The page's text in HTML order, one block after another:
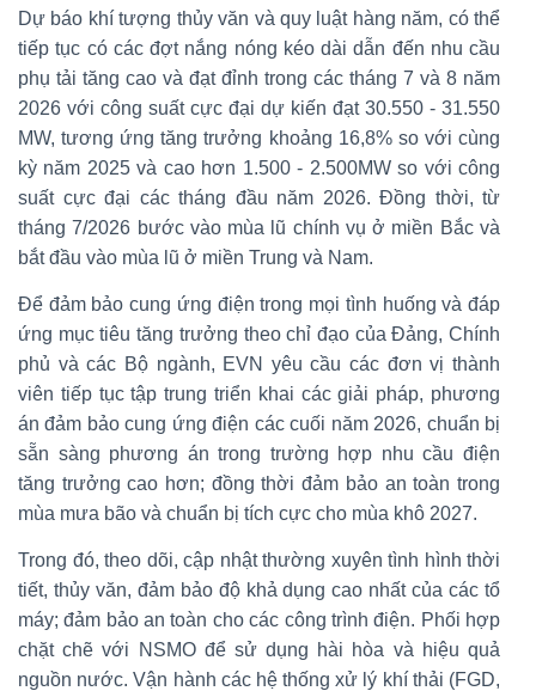
Dự báo khí tượng thủy văn và quy luật hàng năm, có thể
tiếp tục có các đợt nắng nóng kéo dài dẫn đến nhu cầu
phụ tải tăng cao và đạt đỉnh trong các tháng 7 và 8 năm
2026 với công suất cực đại dự kiến đạt 30.550 - 31.550
MW, tương ứng tăng trưởng khoảng 16,8% so với cùng
kỳ năm 2025 và cao hơn 1.500 - 2.500MW so với công
suất cực đại các tháng đầu năm 2026. Đồng thời, từ
tháng 7/2026 bước vào mùa lũ chính vụ ở miền Bắc và
bắt đầu vào mùa lũ ở miền Trung và Nam.
Để đảm bảo cung ứng điện trong mọi tình huống và đáp
ứng mục tiêu tăng trưởng theo chỉ đạo của Đảng, Chính
phủ và các Bộ ngành, EVN yêu cầu các đơn vị thành
viên tiếp tục tập trung triển khai các giải pháp, phương
án đảm bảo cung ứng điện các cuối năm 2026, chuẩn bị
sẵn sàng phương án trong trường hợp nhu cầu điện
tăng trưởng cao hơn; đồng thời đảm bảo an toàn trong
mùa mưa bão và chuẩn bị tích cực cho mùa khô 2027.
Trong đó, theo dõi, cập nhật thường xuyên tình hình thời
tiết, thủy văn, đảm bảo độ khả dụng cao nhất của các tổ
máy; đảm bảo an toàn cho các công trình điện. Phối hợp
chặt chẽ với NSMO để sử dụng hài hòa và hiệu quả
nguồn nước. Vận hành các hệ thống xử lý khí thải (FGD,